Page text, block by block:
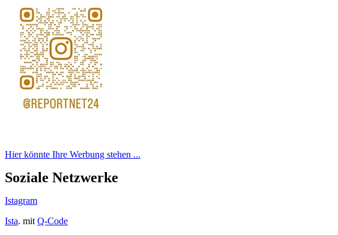
Hier könnte Ihre Werbung stehen ...
Soziale Netzwerke
Istagram
Ista. mit Q-Code